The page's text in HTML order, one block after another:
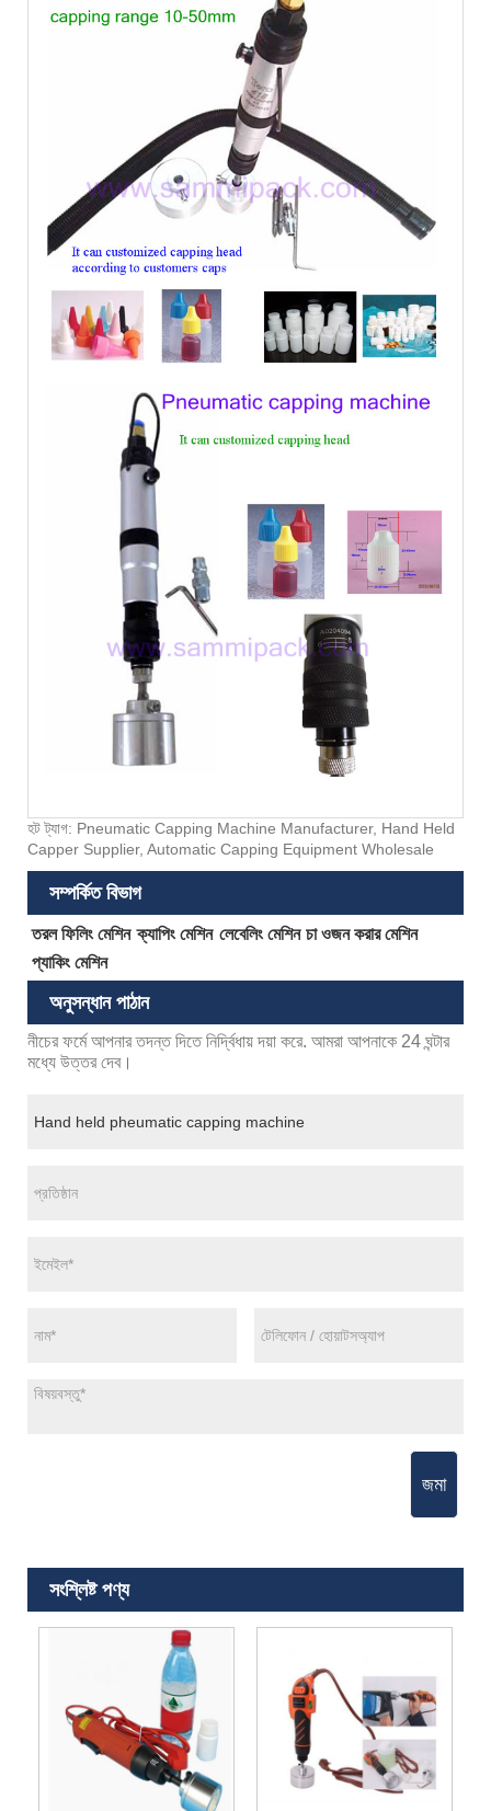
হট ট্যাগ: Pneumatic Capping Machine Manufacturer, Hand Held
Capper Supplier, Automatic Capping Equipment Wholesale
সম্পর্কিত বিভাগ
তরল ফিলিং মেশিন ক্যাপিং মেশিন লেবেলিং মেশিন চা ওজন করার মেশিন
প্যাকিং মেশিন
অনুসন্ধান পাঠান
নীচের ফর্মে আপনার তদন্ত দিতে নির্দ্বিধায় দয়া করে. আমরা আপনাকে 24 ঘন্টার
মধ্যে উত্তর দেব।
জমা
সংশ্লিষ্ট পণ্য